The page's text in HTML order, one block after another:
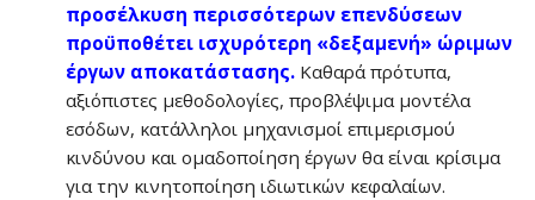
προσέλκυση περισσότερων επενδύσεων
προϋποθέτει ισχυρότερη «δεξαμενή» ώριμων
έργων αποκατάστασης. Καθαρά πρότυπα,
αξιόπιστες μεθοδολογίες, προβλέψιμα μοντέλα
εσόδων, κατάλληλοι μηχανισμοί επιμερισμού
κινδύνου και ομαδοποίηση έργων θα είναι κρίσιμα
για την κινητοποίηση ιδιωτικών κεφαλαίων.